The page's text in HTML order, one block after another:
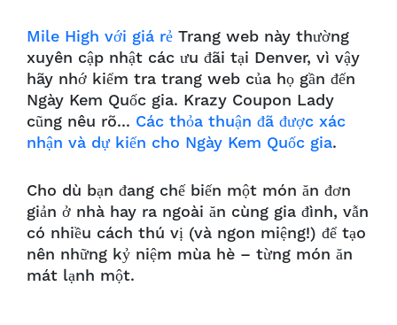
Mile High với giá rẻ Trang web này thường
xuyên cập nhật các ưu đãi tại Denver, vì vậy
hãy nhớ kiểm tra trang web của họ gần đến
Ngày Kem Quốc gia. Krazy Coupon Lady
cũng nêu rõ... Các thỏa thuận đã được xác
nhận và dự kiến cho Ngày Kem Quốc gia.
Cho dù bạn đang chế biến một món ăn đơn
giản ở nhà hay ra ngoài ăn cùng gia đình, vẫn
có nhiều cách thú vị (và ngon miệng!) để tạo
nên những kỷ niệm mùa hè – từng món ăn
mát lạnh một.